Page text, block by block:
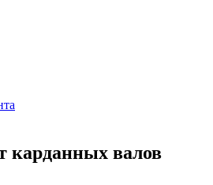
карданных валов